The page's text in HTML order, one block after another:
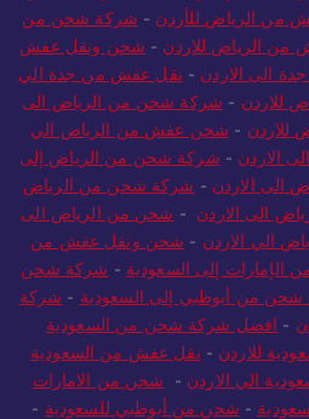
- شحن من جدة الى الاردن- شحن
الرياض للأردن-شركة شحن من
من الرياض للاردن -شحن ونقل عفش
الى الاردن -نقل عفش من جدة الي
-شركة شحن من الرياض الى
للاردن-شحن عفش من الرياض الي
الاردن -شركة شحن من الرياض إلى
الاردن-
شركة شحن من الرياض
الى الاردن - شحن من الرياض الى
الي الاردن -شحن ونقل عفش من
إلى السعودية - شركة شحن
شحن من أبوظبي إلى السعودية- شركة
- افضل شركة شحن من السعودية
للاردن-نقل عفش من السعودية
الي الاردن -شحن من الامارات